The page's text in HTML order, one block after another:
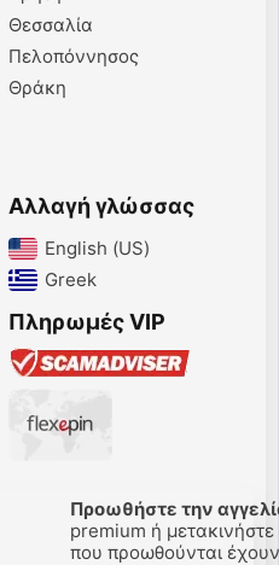
Θεσσαλία
Πελοπόννησος
Θράκη
Αλλαγή γλώσσας
English (US)‎
Greek‎
Πληρωμές VIP
Προωθήστε την
premium ή
που προωθούνται